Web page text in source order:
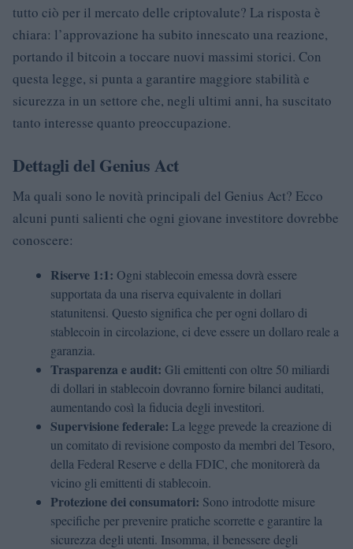
tutto ciò per il mercato delle criptovalute? La risposta è
chiara: l’approvazione ha subito innescato una reazione,
portando il bitcoin a toccare nuovi massimi storici. Con
questa legge, si punta a garantire maggiore stabilità e
sicurezza in un settore che, negli ultimi anni, ha suscitato
tanto interesse quanto preoccupazione.
Dettagli del Genius Act
Ma quali sono le novità principali del Genius Act? Ecco
alcuni punti salienti che ogni giovane investitore dovrebbe
conoscere:
Riserve 1:1: Ogni stablecoin emessa dovrà essere
supportata da una riserva equivalente in dollari
statunitensi. Questo significa che per ogni dollaro di
stablecoin in circolazione, ci deve essere un dollaro reale a
garanzia.
Trasparenza e audit: Gli emittenti con oltre 50 miliardi
di dollari in stablecoin dovranno fornire bilanci auditati,
aumentando così la fiducia degli investitori.
Supervisione federale: La legge prevede la creazione di
un comitato di revisione composto da membri del Tesoro,
della Federal Reserve e della FDIC, che monitorerà da
vicino gli emittenti di stablecoin.
Protezione dei consumatori: Sono introdotte misure
specifiche per prevenire pratiche scorrette e garantire la
sicurezza degli utenti. Insomma, il benessere degli